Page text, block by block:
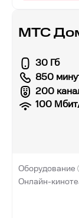
МТС
30 Гб
850
200
100
Оборудование
Онлайн-